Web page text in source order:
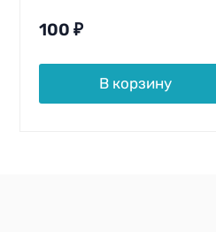
100 ₽
В корзину